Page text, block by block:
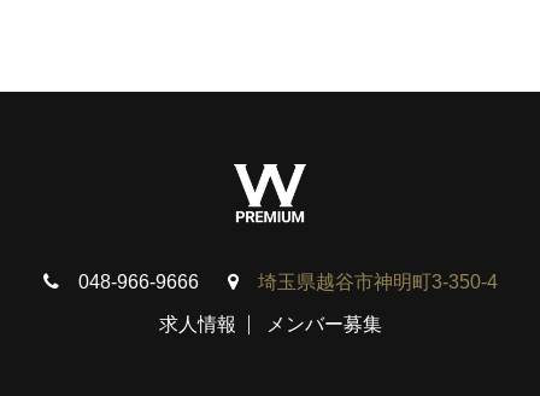
048-966-9666 埼玉県越谷市神明町3-350-4
求人情報 メンバー募集